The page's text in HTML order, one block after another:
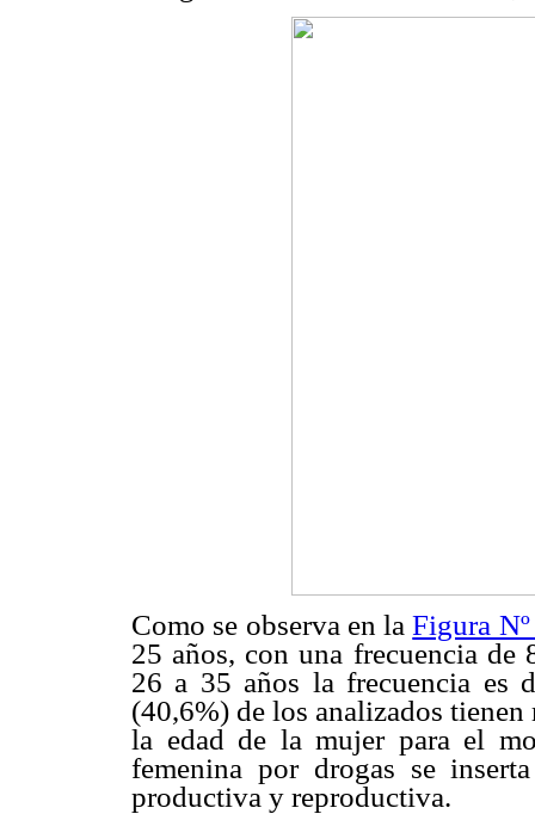
Como se observa en laFigura
25 años, con una frecuencia de
26 a 35 años la frecuencia es
(40,6%) de los analizados
la edad de la mujer para el
femenina por drogas se
productiva y reproductiva.